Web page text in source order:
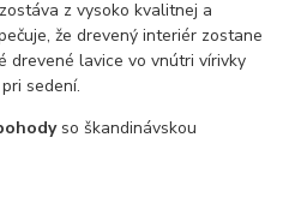
z vysoko kvalitnej a
že drevený interiér zostane
drevené lavice vo vnútri vírivky
sedení.
so škandinávskou